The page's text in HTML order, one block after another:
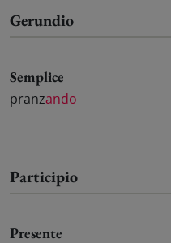
Gerundio
Semplice
pranzando
Participio
Presente